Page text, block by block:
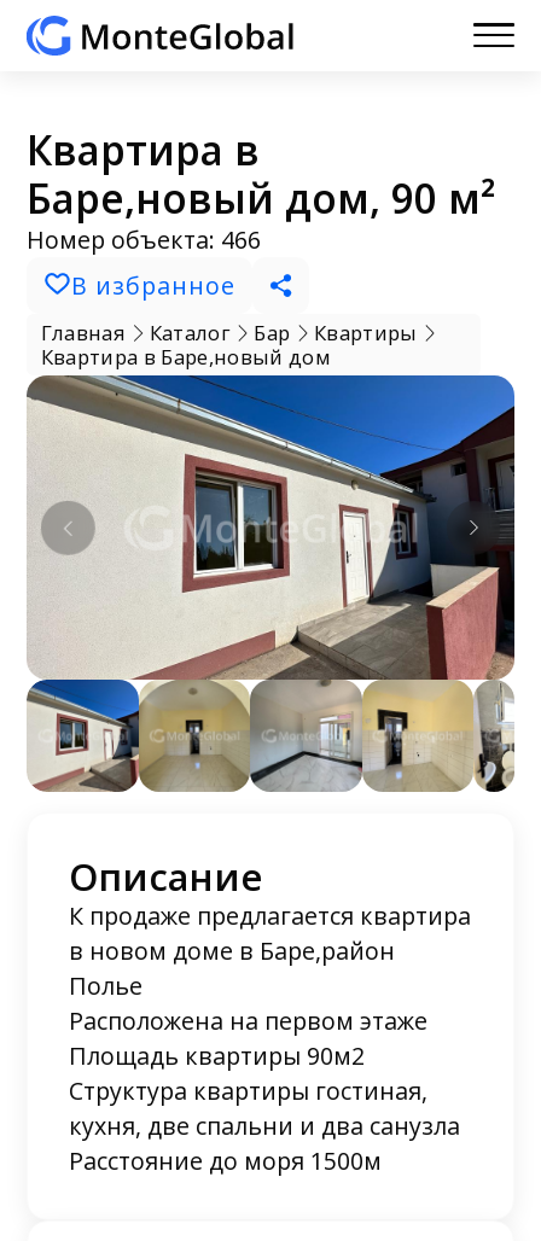
Квартира в
Баре,новый дом, 90 м²
Номер объекта: 466
В избранное
Главная Каталог Бар
Квартиры
Квартира в Баре,новый дом
Описание
К продаже предлагается квартира
в новом доме в Баре,район
Полье
Расположена на первом этаже
Площадь квартиры 90м2
Структура квартиры гостиная,
кухня, две спальни и два санузла
Расстояние до моря 1500м